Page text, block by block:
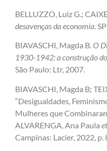
BELLUZZO, Luiz G.;
desavenças da economia.
BIAVASCHI, Magda B.O
1930-1942: a construção
São Paulo: Ltr, 2007.
BIAVASCHI, Magda B;
“Desigualdades,
Mulheres que
ALVARENGA, Ana Paula
Campinas: Lacier, 2022, p.